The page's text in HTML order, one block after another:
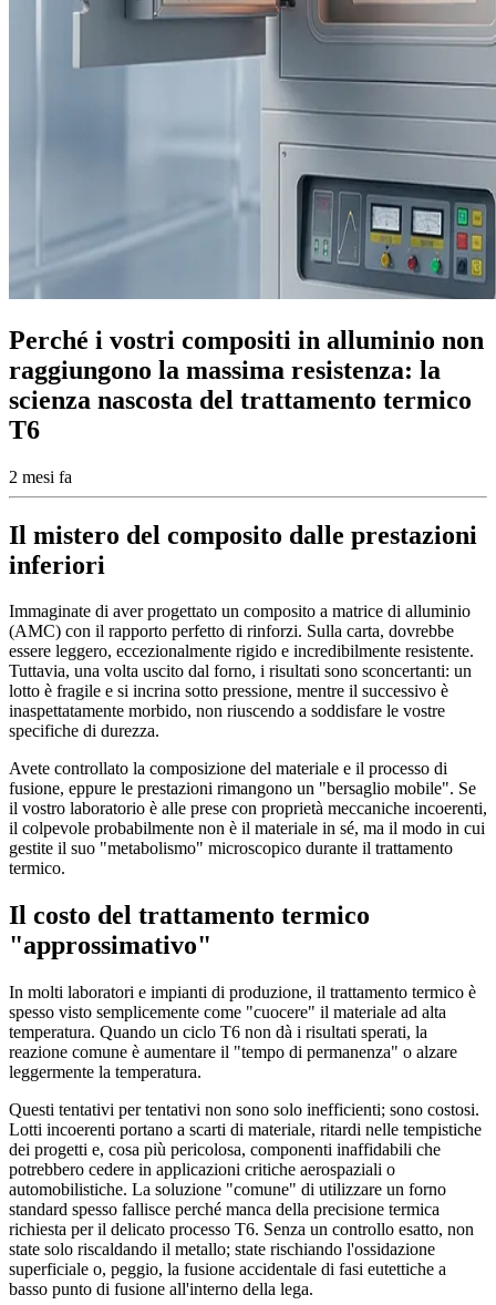
Perché i vostri compositi in alluminio non
raggiungono la massima resistenza: la
scienza nascosta del trattamento termico
T6
2 mesi fa
Il mistero del composito dalle prestazioni
inferiori
Immaginate di aver progettato un composito a matrice di alluminio
(AMC) con il rapporto perfetto di rinforzi. Sulla carta, dovrebbe
essere leggero, eccezionalmente rigido e incredibilmente resistente.
Tuttavia, una volta uscito dal forno, i risultati sono sconcertanti: un
lotto è fragile e si incrina sotto pressione, mentre il successivo è
inaspettatamente morbido, non riuscendo a soddisfare le vostre
specifiche di durezza.
Avete controllato la composizione del materiale e il processo di
fusione, eppure le prestazioni rimangono un "bersaglio mobile". Se
il vostro laboratorio è alle prese con proprietà meccaniche incoerenti,
il colpevole probabilmente non è il materiale in sé, ma il modo in cui
gestite il suo "metabolismo" microscopico durante il trattamento
termico.
Il costo del trattamento termico
"approssimativo"
In molti laboratori e impianti di produzione, il trattamento termico è
spesso visto semplicemente come "cuocere" il materiale ad alta
temperatura. Quando un ciclo T6 non dà i risultati sperati, la
reazione comune è aumentare il "tempo di permanenza" o alzare
leggermente la temperatura.
Questi tentativi per tentativi non sono solo inefficienti; sono costosi.
Lotti incoerenti portano a scarti di materiale, ritardi nelle tempistiche
dei progetti e, cosa più pericolosa, componenti inaffidabili che
potrebbero cedere in applicazioni critiche aerospaziali o
automobilistiche. La soluzione "comune" di utilizzare un forno
standard spesso fallisce perché manca della precisione termica
richiesta per il delicato processo T6. Senza un controllo esatto, non
state solo riscaldando il metallo; state rischiando l'ossidazione
superficiale o, peggio, la fusione accidentale di fasi eutettiche a
basso punto di fusione all'interno della lega.